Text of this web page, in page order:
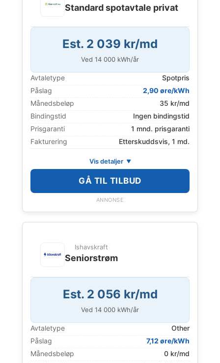
Standard spotavtale privat
Est. 2 039 kr/md
Ved 14 000 kWh/år
Avtaletype
Spotpris
Påslag
2,90 øre/kWh
Månedsbeløp
35 kr/md
Bindingstid
Ingen bindingstid
Prisgaranti
1 mnd. prisgaranti
Fakturering
Etterskuddsvis, 1 md.
Vis detaljer
GÅ TIL TILBUD
ANNONSE
Ishavskraft
Seniorstrøm
Est. 2 056 kr/md
Ved 14 000 kWh/år
Avtaletype
Other
Påslag
7,12 øre/kWh
Månedsbeløp
0 kr/md